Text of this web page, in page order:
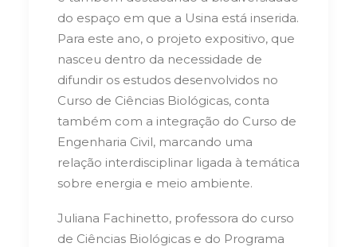
do espaço em que a Usina está inserida.
Para este ano, o projeto expositivo, que
nasceu dentro da necessidade de
difundir os estudos desenvolvidos no
Curso de Ciências Biológicas, conta
também com a integração do Curso de
Engenharia Civil, marcando uma
relação interdisciplinar ligada à temática
sobre energia e meio ambiente.
Juliana Fachinetto, professora do curso
de Ciências Biológicas e do Programa